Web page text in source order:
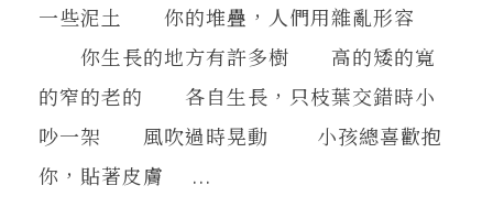
一些泥土 你的堆疊，人們用雜亂形容
你生長的地方有許多樹 高的矮的寬
的窄的老的 各自生長，只枝葉交錯時小
吵一架 風吹過時晃動 小孩總喜歡抱
你，貼著皮膚 ...